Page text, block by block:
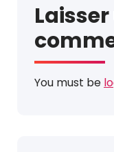
You must be